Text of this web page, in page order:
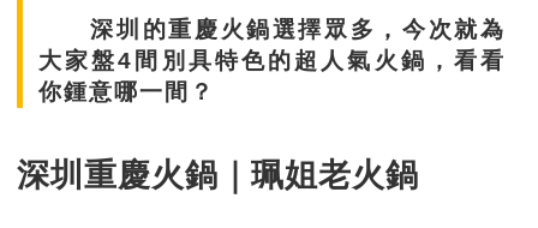
深圳的重慶火鍋選擇眾多，今次就為
大家盤4間別具特色的超人氣火鍋，看看
你鍾意哪一間？
深圳重慶火鍋｜珮姐老火鍋